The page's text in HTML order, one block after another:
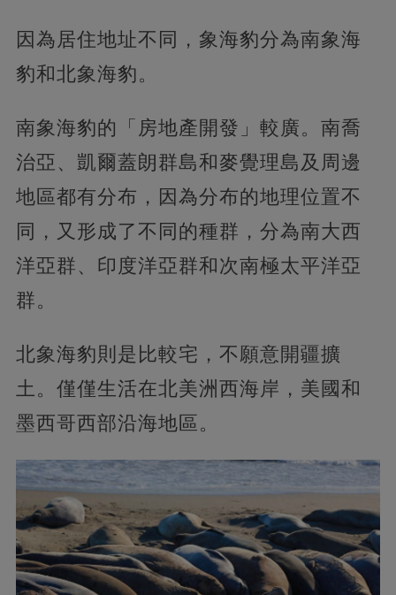
因為居住地址不同，象海豹分為南象海
豹和北象海豹。
南象海豹的「房地產開發」較廣。南喬
治亞、凱爾蓋朗群島和麥覺理島及周邊
地區都有分布，因為分布的地理位置不
同，又形成了不同的種群，分為南大西
洋亞群、印度洋亞群和次南極太平洋亞
群。
北象海豹則是比較宅，不願意開疆擴
土。僅僅生活在北美洲西海岸，美國和
墨西哥西部沿海地區。